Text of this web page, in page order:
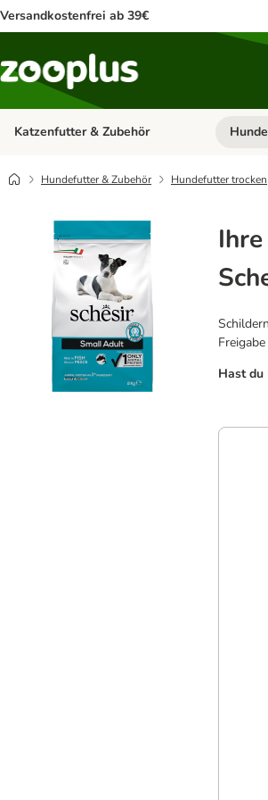
Versandkostenfrei ab 39€
Katzenfutter & Zubehör
Hundefutter & Zubehör Hundefutter trocken
Hast du